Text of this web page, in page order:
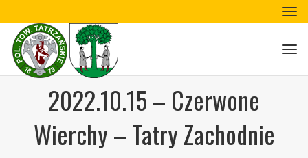
2022.10.15 – Czerwone
Wierchy – Tatry Zachodnie